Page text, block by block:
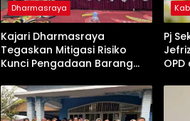
Dharmasraya
Kajari Dharmasraya
Tegaskan Mitigasi Risiko
Kunci Pengadaan Barang
Pj